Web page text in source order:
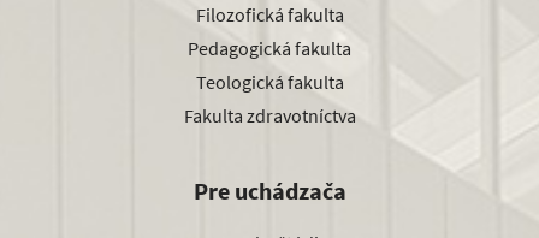
Filozofická fakulta
Pedagogická fakulta
Teologická fakulta
Fakulta zdravotníctva
Pre uchádzača